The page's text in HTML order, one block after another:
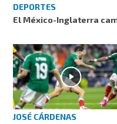
DEPORTES
El México-Inglaterra
JOSÉ CÁRDENAS